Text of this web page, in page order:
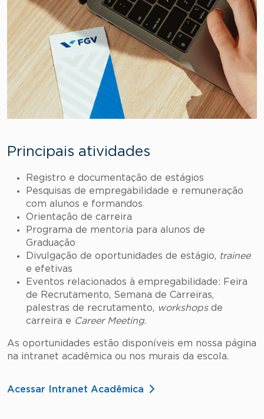
Principais atividades
Registro e documentação de estágios
Pesquisas de empregabilidade e remuneração
com alunos e formandos
Orientação de carreira
Programa de mentoria para alunos de
Graduação
Divulgação de oportunidades de estágio, trainee
e efetivas
Eventos relacionados à empregabilidade: Feira
de Recrutamento, Semana de Carreiras,
palestras de recrutamento, workshopsde
carreira e Career Meeting.
As oportunidades estão disponíveis em nossa página
na intranet acadêmica ou nos murais da escola.
Acessar Intranet Acadêmica